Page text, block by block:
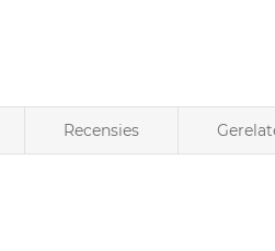
Recensies